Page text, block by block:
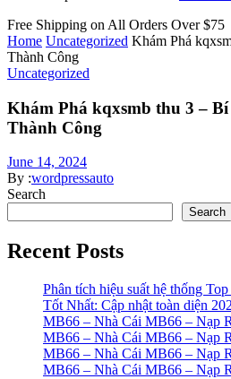
Free Shipping on All Orders Over $75
Home Uncategorized Khám Phá
Thành Công
Uncategorized
Khám Phá kqxsmb thu 3 –
Thành Công
June 14, 2024
By :wordpressauto
Search
Search
Recent Posts
Phân tích hiệu suất hệ thống
Tốt Nhất: Cập nhật toàn diện
MB66 – Nhà Cái MB66 – Nạp
MB66 – Nhà Cái MB66 – Nạp
MB66 – Nhà Cái MB66 – Nạp
MB66 – Nhà Cái MB66 – Nạp